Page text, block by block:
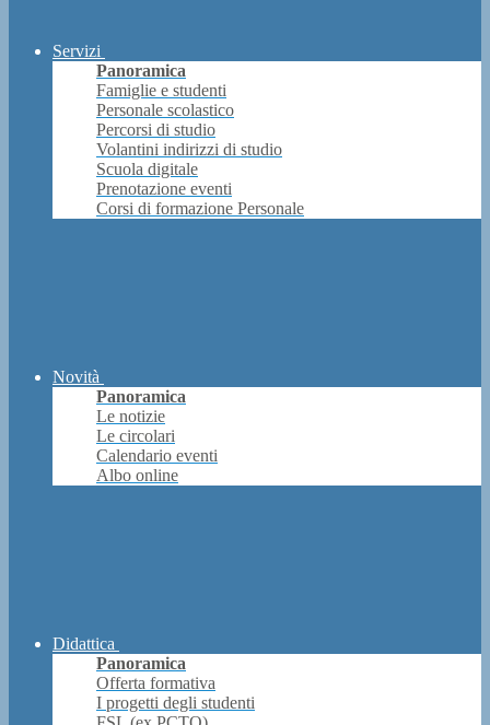
Servizi
Panoramica
Famiglie e studenti
Personale scolastico
Percorsi di studio
Volantini indirizzi di studio
Scuola digitale
Prenotazione eventi
Corsi di formazione Personale
Novità
Panoramica
Le notizie
Le circolari
Calendario eventi
Albo online
Didattica
Panoramica
Offerta formativa
I progetti degli studenti